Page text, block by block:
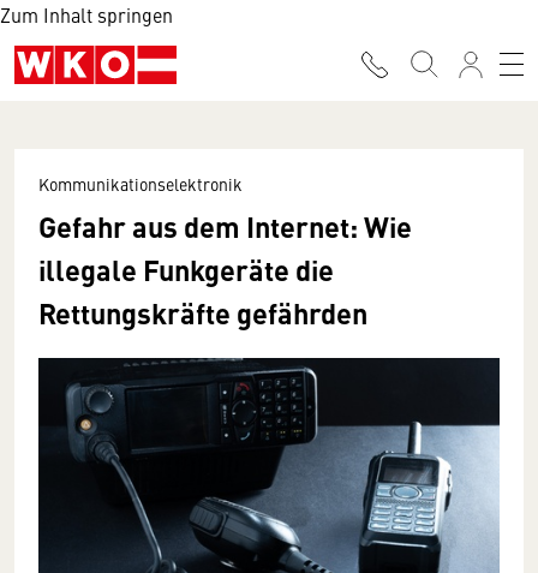
Zum Inhalt springen
Kommunikationselektronik
Gefahr aus dem Internet: Wie
illegale Funkgeräte die
Rettungskräfte gefährden